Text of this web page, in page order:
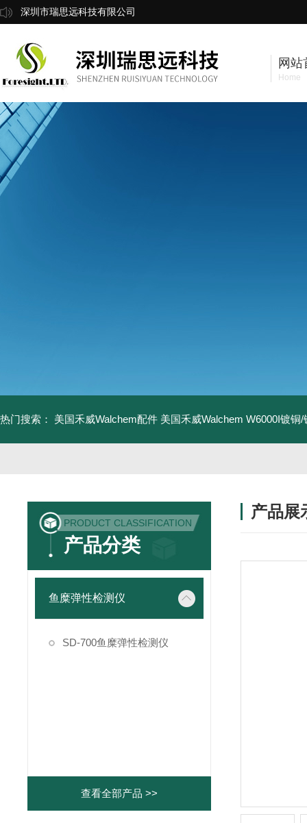
深圳市瑞思远科技有限公司
网站
Home
热门搜索： 美国禾威Walchem配件 美国禾威Walchem W6000I镀铜
PRODUCT CLASSIFICATION
产品分类
鱼糜弹性检测仪
SD-700鱼糜弹性检测仪
查看全部产品 >>
产品展